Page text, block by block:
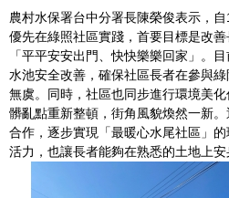
農村水保署台中分署長陳榮俊表示，
優先在綠照社區實踐，首要目標是改
「平平安安出門、快快樂樂回家」。
水池安全改善，確保社區長者在參與
無虞。同時，社區也同步進行環境美
髒亂點重新整頓，街角風貌煥然一新
合作，逐步實現「最暖心水尾社區」
活力，也讓長者能夠在熟悉的土地上安